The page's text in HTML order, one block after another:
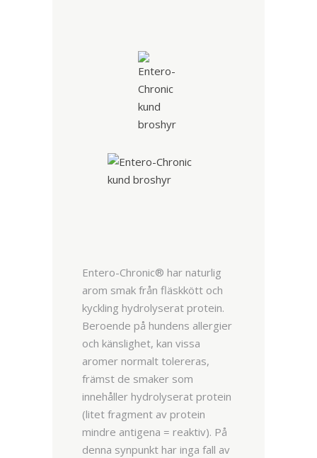
Entero-Chronic® har naturlig
arom smak från fläskkött och
kyckling hydrolyserat protein.
Beroende på hundens allergier
och känslighet, kan vissa
aromer normalt tolereras,
främst de smaker som
innehåller hydrolyserat protein
(litet fragment av protein
mindre antigena = reaktiv). På
denna synpunkt har inga fall av